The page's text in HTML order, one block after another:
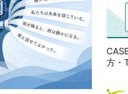
方・